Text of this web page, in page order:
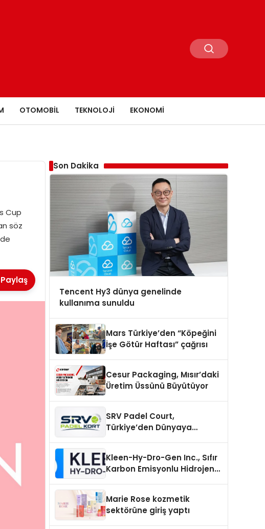
OTOMOBIL TEKNOLOJI EKONOMI
Cup
söz
Paylaş
Son Dakika
Tencent Hy3 dünya genelinde
kullanıma sunuldu
Mars Türkiye’den “Köpeğini
İşe Götür Haftası” çağrısı
Cesur Packaging, Mısır’daki
Üretim Üssünü Büyütüyor
SRV Padel Court,
Türkiye’den Dünyaya
Kleen-Hy-Dro-Gen Inc., Sıfır
Karbon Emisyonlu Hidrojen
Aldı
Marie Rose kozmetik
sektörüne giriş yaptı